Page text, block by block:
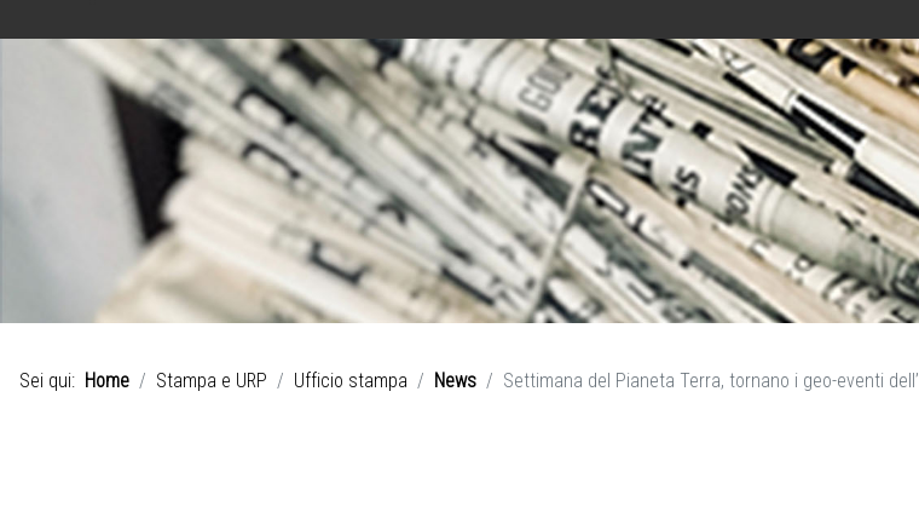
Sei qui: Home Stampa e URP Ufficio stampa News Settimana del Pianeta Terra, tornano i geo-eventi